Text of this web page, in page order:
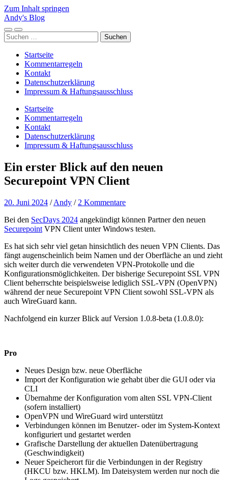
Zum Inhalt springen
Andy's Blog
Mobile-
Menü
Suchfeld
ein-/ausblenden
Suchen
nach:
Startseite
Kommentarregeln
Kontakt
Datenschutzerklärung
Impressum & Haftungsausschluss
Startseite
Kommentarregeln
Kontakt
Datenschutzerklärung
Impressum & Haftungsausschluss
Ein erster Blick auf den neuen
Securepoint VPN Client
20. Juni 2024 /Andy / 2 Kommentare
Bei den SecDays 2024 angekündigt können Partner den neuen
Securepoint VPN Client unter Windows testen.
Es hat sich sehr viel getan hinsichtlich des neuen VPN Clients. Das
fängt augenscheinlich beim Namen und der Oberfläche an und zieht
sich weiter durch die verwendeten VPN-Protokolle und die
Konfigurationsmöglichkeiten. Der bisherige Securepoint SSL VPN
Client beherrschte beispielsweise lediglich SSL-VPN (OpenVPN)
während der neue Securepoint VPN Client sowohl SSL-VPN als
auch WireGuard kann.
Nachfolgend ein kurzer Blick auf Version 1.0.8-beta (1.0.8.0):
Pro
Neues Design bzw. neue Oberfläche
Import der Konfiguration wie gehabt über die GUI oder via
CLI
Übernahme der Konfiguration vom alten SSL VPN-Client
(sofern installiert)
OpenVPN und WireGuard wird unterstützt
Verbindungen können im Benutzer- oder im System-Kontext
konfiguriert und gestartet werden
Grafische Darstellung der aktuellen Datenübertragung
(Geschwindigkeit)
Neuer Speicherort für die Verbindungen in der Registry
(HKCU bzw. HKLM). Im Dateisystem werden nur noch die